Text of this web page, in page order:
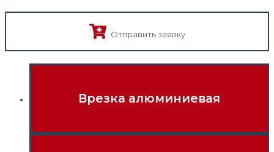
Отправить заявку
Врезка алюминиевая